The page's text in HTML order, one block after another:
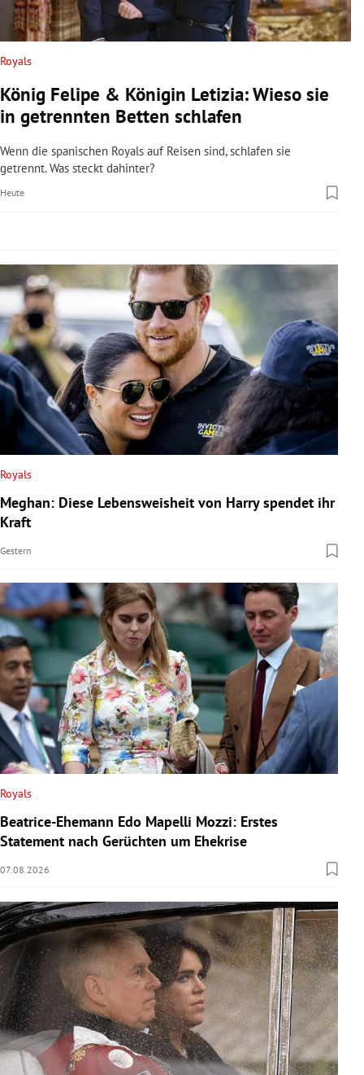
Untermenü
Untermenü
Untermenü
Untermenü
Untermenü
Untermenü
Royals
König Felipe & Königin Letizia: Wieso sie
in getrennten Betten schlafen
Wenn die spanischen Royals auf Reisen sind, schlafen sie
getrennt. Was steckt dahinter?
Heute
Royals
Meghan: Diese Lebensweisheit von Harry spendet ihr
Kraft
Gestern
Royals
Beatrice-Ehemann Edo Mapelli Mozzi: Erstes
Statement nach Gerüchten um Ehekrise
07.08.2026